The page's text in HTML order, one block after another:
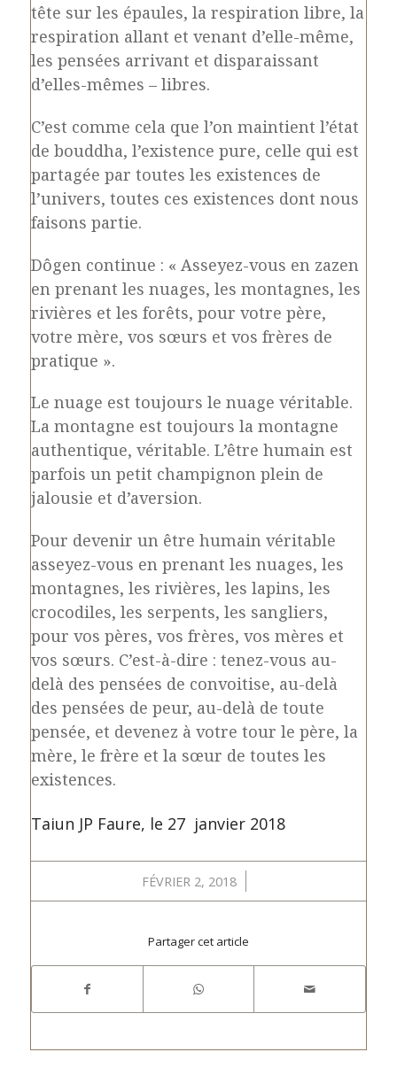
tête sur les épaules, la respiration libre, la
respiration allant et venant d’elle-même,
les pensées arrivant et disparaissant
d’elles-mêmes – libres.
C’est comme cela que l’on maintient l’état
de bouddha, l’existence pure, celle qui est
partagée par toutes les existences de
l’univers, toutes ces existences dont nous
faisons partie.
Dôgen continue : « Asseyez-vous en zazen
en prenant les nuages, les montagnes, les
rivières et les forêts, pour votre père,
votre mère, vos sœurs et vos frères de
pratique ».
Le nuage est toujours le nuage véritable.
La montagne est toujours la montagne
authentique, véritable. L’être humain est
parfois un petit champignon plein de
jalousie et d’aversion.
Pour devenir un être humain véritable
asseyez-vous en prenant les nuages, les
montagnes, les rivières, les lapins, les
crocodiles, les serpents, les sangliers,
pour vos pères, vos frères, vos mères et
vos sœurs. C’est-à-dire : tenez-vous au-
delà des pensées de convoitise, au-delà
des pensées de peur, au-delà de toute
pensée, et devenez à votre tour le père, la
mère, le frère et la sœur de toutes les
existences.
Taiun JP Faure, le 27 janvier 2018
FÉVRIER 2, 2018
/
Partager cet article